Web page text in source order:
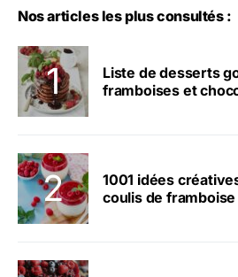
Nos articles les plus consultés :
Liste de desserts
framboises et
1001 idées
coulis de framboise